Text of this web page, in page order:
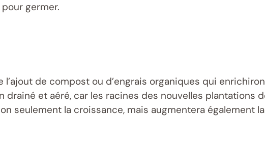
germer.
de compost ou d’engrais organiques qui
et aéré, car les racines des nouvelles plantations
seulement la croissance, mais augmentera également